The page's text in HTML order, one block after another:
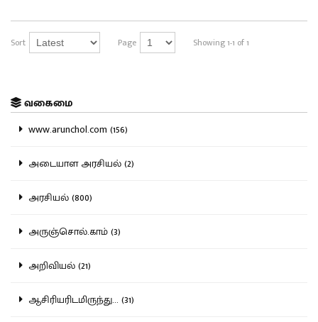
Sort Page Showing 1-1 of 1
வகைமை
www.arunchol.com (156)
அடையாள அரசியல் (2)
அரசியல் (800)
அருஞ்சொல்.காம் (3)
அறிவியல் (21)
ஆசிரியரிடமிருந்து... (31)